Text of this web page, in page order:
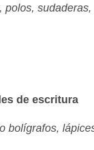
polos,
de escritura
bolígrafos,